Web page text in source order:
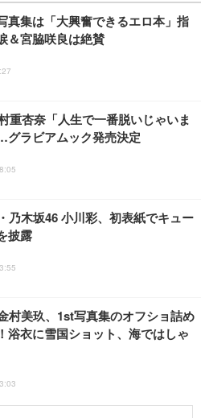
真集は「大興奮できるエロ本」指
＆宮脇咲良は絶賛
重杏奈「人生で一番脱いじゃいま
ラビアムック発売決定
乃木坂46 小川彩、初表紙でキュー
披露
村美玖、1st写真集のオフショ詰め
浴衣に雪国ショット、海ではしゃ